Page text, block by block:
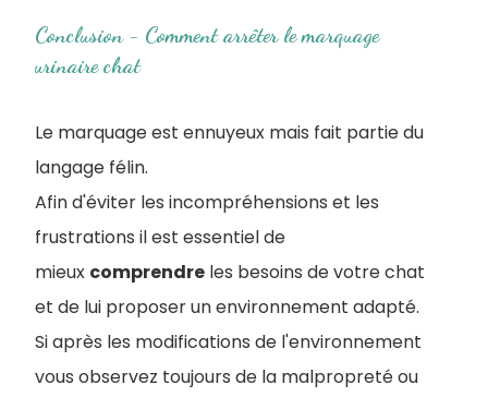
Conclusion - Comment arrêter le marquage
urinaire chat
Le marquage est ennuyeux mais fait partie du
langage félin.
Afin d'éviter les incompréhensions et les
frustrations il est essentiel de
mieux comprendre les besoins de votre chat
et de lui proposer un environnement adapté.
Si après les modifications de l'environnement
vous observez toujours de la malpropreté ou